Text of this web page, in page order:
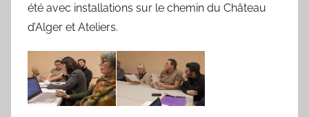
e
été avec installations sur le chemin du Château
d’Alger et Ateliers.